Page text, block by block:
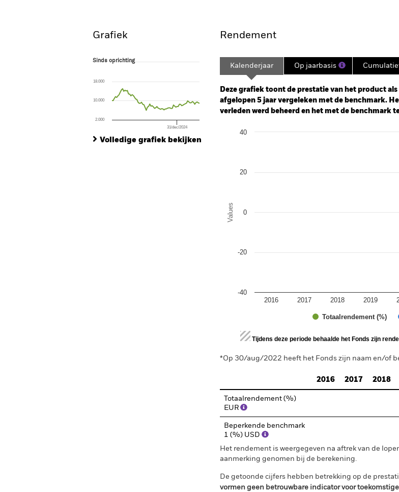
Grafiek
Sinds oprichting
The chart has 1 X axis displaying Time. Range: 2020-05-31 00:00:00 to 2026-07-31 00:00:00.
The chart has 1 Y axis displaying values. Range: -80 to 160.
Sinds oprichting
31/dec/2024
2.000
10.000
18.000
Volledige grafiek bekijken
Rendement
Kalenderjaar Op jaarbasis
Deze grafiek toont de prestatie van het product
afgelopen 5 jaar vergeleken met de benchmark.
verleden werd beheerd en het met de benchmark
Bar chart with 2 data series.
Values
Totaalrendement (%)
2016 2017 2018 2019
-40
-20
0
20
40
End of interactive chart.
Tijdens deze periode behaalde het Fonds zijn
*Op 30/aug/2022 heeft het Fonds zijn naam en/of
2016 2017 2018
Totaalrendement (%)
EUR
Beperkende benchmark
1 (%) USD
Het rendement is weergegeven na aftrek van de
aanmerking genomen bij de berekening.
De getoonde cijfers hebben betrekking op de
vormen geen betrouwbare indicator voor